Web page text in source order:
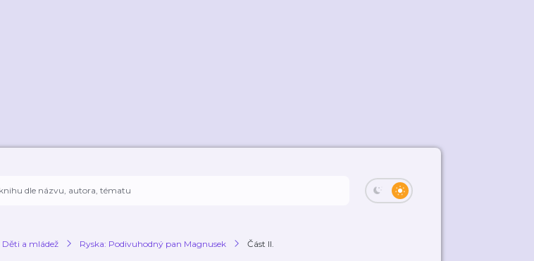
Děti a mládež Ryska: Podivuhodný pan Magnusek Část II.